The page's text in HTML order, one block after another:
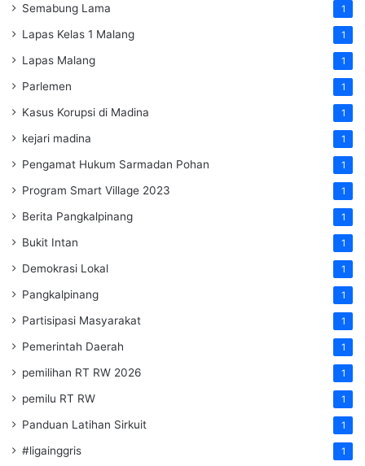
Semabung Lama 1
Lapas Kelas 1 Malang 1
Lapas Malang 1
Parlemen 1
Kasus Korupsi di Madina 1
kejari madina 1
Pengamat Hukum Sarmadan Pohan 1
Program Smart Village 2023 1
Berita Pangkalpinang 1
Bukit Intan 1
Demokrasi Lokal 1
Pangkalpinang 1
Partisipasi Masyarakat 1
Pemerintah Daerah 1
pemilihan RT RW 2026 1
pemilu RT RW 1
Panduan Latihan Sirkuit 1
#ligainggris 1